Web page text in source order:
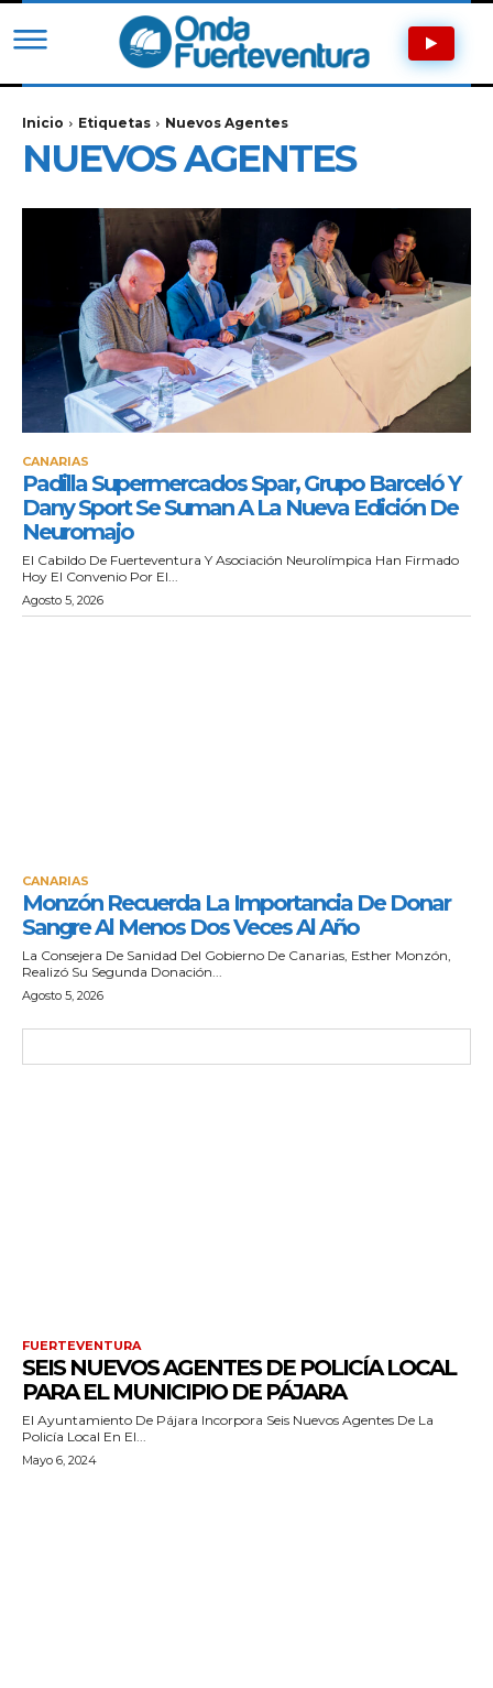
Inicio Etiquetas Nuevos Agentes
NUEVOS AGENTES
CANARIAS
Padilla Supermercados Spar, Grupo Barceló Y
Dany Sport Se Suman A La Nueva Edición De
Neuromajo
El Cabildo De Fuerteventura Y Asociación Neurolímpica Han Firmado
Hoy El Convenio Por El...
Agosto 5, 2026
CANARIAS
Monzón Recuerda La Importancia De Donar
Sangre Al Menos Dos Veces Al Año
La Consejera De Sanidad Del Gobierno De Canarias, Esther Monzón,
Realizó Su Segunda Donación...
Agosto 5, 2026
FUERTEVENTURA
SEIS NUEVOS AGENTES DE POLICÍA LOCAL
PARA EL MUNICIPIO DE PÁJARA
El Ayuntamiento De Pájara Incorpora Seis Nuevos Agentes De La
Policía Local En El...
Mayo 6, 2024